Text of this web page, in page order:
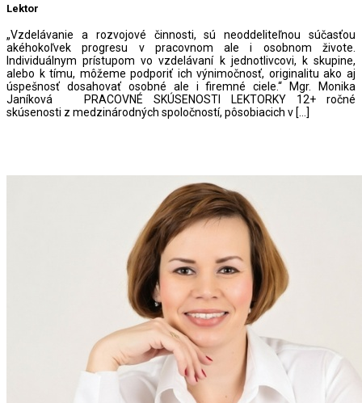
Lektor
„Vzdelávanie a rozvojové činnosti, sú neoddeliteľnou súčasťou
akéhokoľvek progresu v pracovnom ale i osobnom živote.
Individuálnym prístupom vo vzdelávaní k jednotlivcovi, k skupine,
alebo k tímu, môžeme podporiť ich výnimočnosť, originalitu ako aj
úspešnosť dosahovať osobné ale i firemné ciele.“ Mgr. Monika
Janíková PRACOVNÉ SKÚSENOSTI LEKTORKY 12+ ročné
skúsenosti z medzinárodných spoločností, pôsobiacich v […]